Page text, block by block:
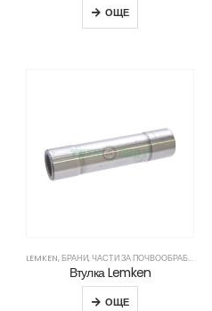
ОЩЕ
LEMKEN,БРАНИ,ЧАСТИ ЗА ПОЧВООБРАБОТВАЩА ТЕХНИКА
Втулка Lemken
ОЩЕ